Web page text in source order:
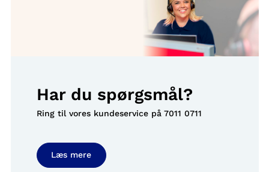
Har du spørgsmål?
Ring til vores kundeservice på 7011 0711
Læs mere